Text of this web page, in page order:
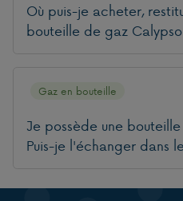
Où puis-je acheter,
bouteille de gaz
Je possède une
Puis-je l'échanger dans
Gaz en bouteille